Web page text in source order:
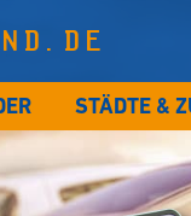
STÄDTE &